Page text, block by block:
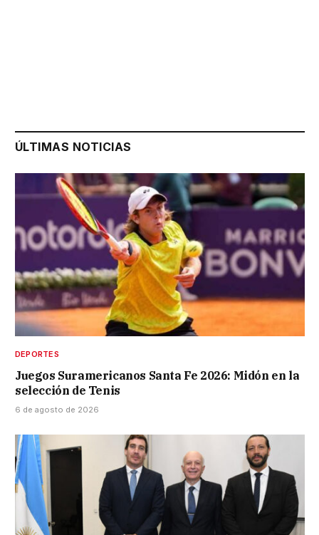
ÚLTIMAS NOTICIAS
DEPORTES
Juegos Suramericanos Santa Fe 2026: Midón en la
selección de Tenis
6 de agosto de 2026